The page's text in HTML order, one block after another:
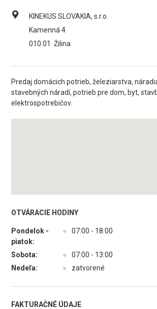
KINEKUS SLOVAKIA, s.r.o.
Kamenná 4
010 01 Žilina
Predaj domácich potrieb, železiarstva,
stavebných náradí, potrieb pre dom, byt,
elektrospotrebičov.
OTVÁRACIE HODINY
Pondelok -
piatok:
● 07:00 - 18:00
Sobota: ●
07:00 - 13:00
Nedeľa:
● zatvorené
FAKTURAČNÉ ÚDAJE